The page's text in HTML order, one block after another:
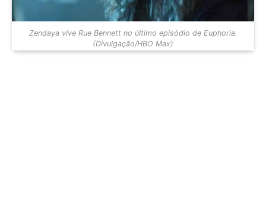
Zendaya vive Rue Bennett no último episódio de Euphoria.
(Divulgação/HBO Max)